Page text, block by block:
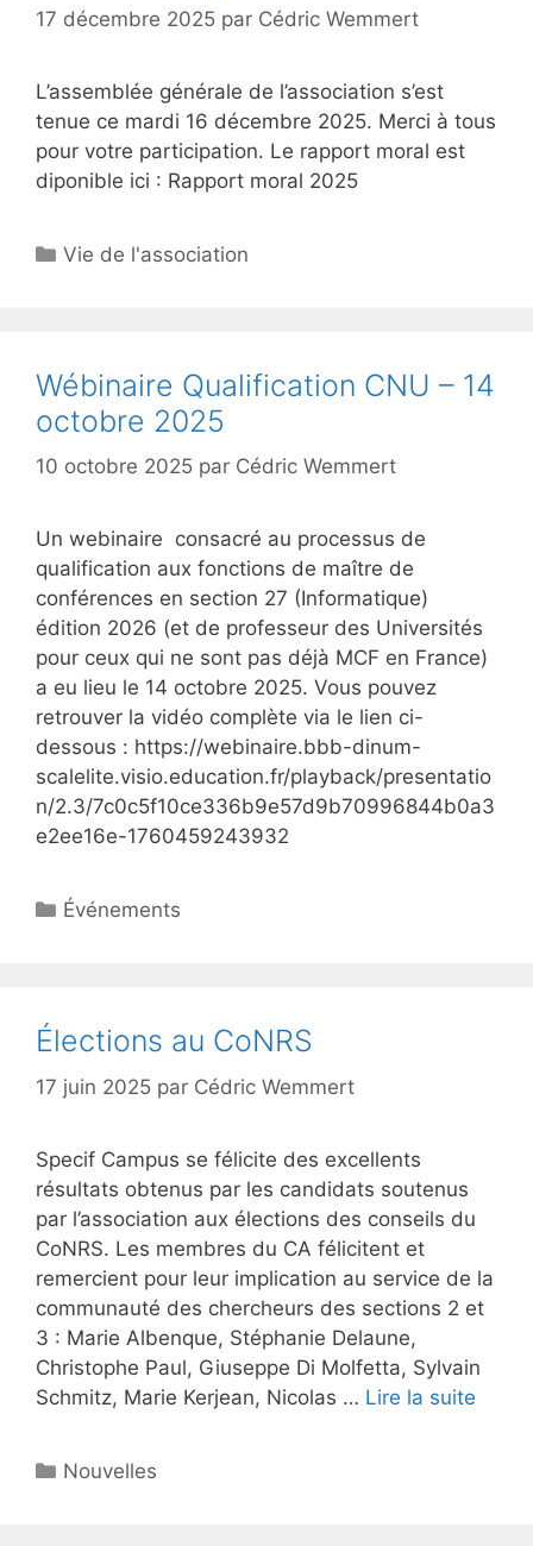
17 décembre 2025 par Cédric Wemmert
L’assemblée générale de l’association s’est
tenue ce mardi 16 décembre 2025. Merci à tous
pour votre participation. Le rapport moral est
diponible ici : Rapport moral 2025
Catégories
Vie de l'association
Wébinaire Qualification CNU – 14
octobre 2025
10 octobre 2025 par Cédric Wemmert
Un webinaire consacré au processus de
qualification aux fonctions de maître de
conférences en section 27 (Informatique)
édition 2026 (et de professeur des Universités
pour ceux qui ne sont pas déjà MCF en France)
a eu lieu le 14 octobre 2025. Vous pouvez
retrouver la vidéo complète via le lien ci-
dessous : https://webinaire.bbb-dinum-
scalelite.visio.education.fr/playback/presentatio
n/2.3/7c0c5f10ce336b9e57d9b70996844b0a3
e2ee16e-1760459243932
Catégories
Événements
Élections au CoNRS
17 juin 2025 par Cédric Wemmert
Specif Campus se félicite des excellents
résultats obtenus par les candidats soutenus
par l’association aux élections des conseils du
CoNRS. Les membres du CA félicitent et
remercient pour leur implication au service de la
communauté des chercheurs des sections 2 et
3 : Marie Albenque, Stéphanie Delaune,
Christophe Paul, Giuseppe Di Molfetta, Sylvain
Schmitz, Marie Kerjean, Nicolas … Lire la suite
Catégories
Nouvelles